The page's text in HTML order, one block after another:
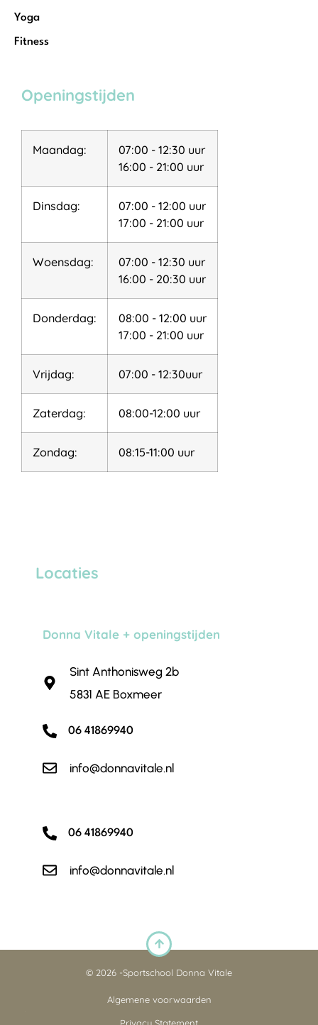
Yoga
Fitness
Openingstijden
Maandag:
07:00 - 12:30 uur
16:00 - 21:00 uur
Dinsdag:
07:00 - 12:00 uur
17:00 - 21:00 uur
Woensdag:
07:00 - 12:30 uur
16:00 - 20:30 uur
Donderdag:
08:00 - 12:00 uur
17:00 - 21:00 uur
Vrijdag: 07:00 - 12:30uur
Zaterdag: 08:00-12:00 uur
Zondag: 08:15-11:00 uur
Locaties
Donna Vitale + openingstijden
Sint Anthonisweg 2b
5831 AE Boxmeer
06 41869940
info@donnavitale.nl
06 41869940
info@donnavitale.nl
© 2026 -Sportschool Donna Vitale
Algemene voorwaarden